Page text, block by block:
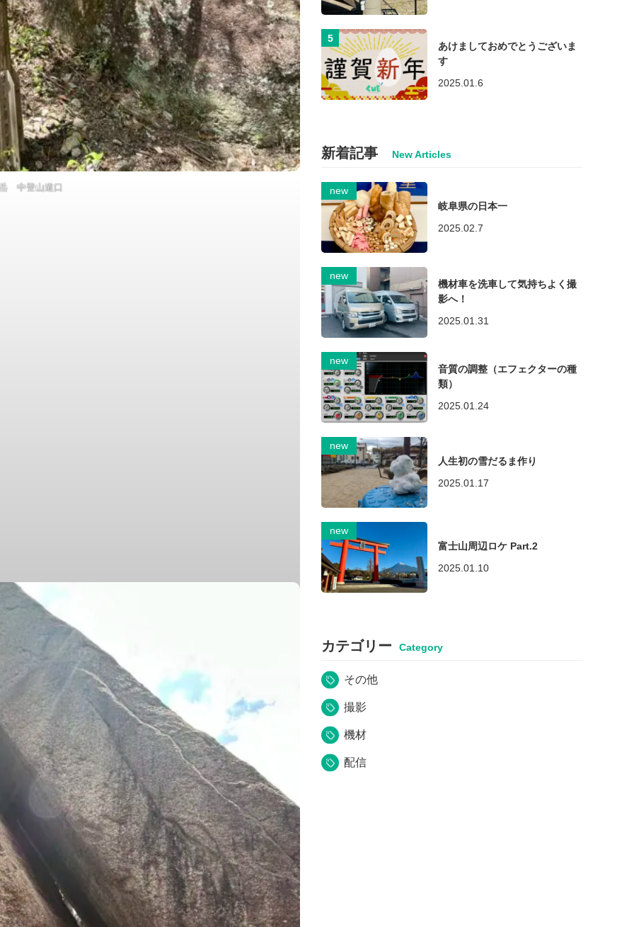
中登山道口
通に山登りロケでした。
くさん行ったことがあるわけではないため、少し緊張し
で安心でした。
ってという感じで、途中ロッククライミングするタイミ
あけましておめでとうございま
す
2025.01.6
新着記事
岐阜県の日本一
2025.02.7
機材車を洗車して気持ちよく撮
影へ！
2025.01.31
音質の調整（エフェクターの種
類）
2025.01.24
人生初の雪だるま作り
2025.01.17
富士山周辺ロケ Part.2
2025.01.10
カテゴリー
その他
撮影
機材
配信